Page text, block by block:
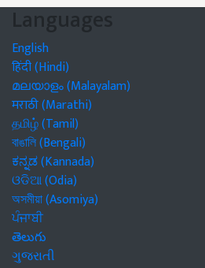
Languages
English
हिंदी (Hindi)
മലയാളം (Malayalam)
मराठी (Marathi)
தமிழ் (Tamil)
বাঙালি (Bengali)
ಕನ್ನಡ (Kannada)
ଓଡିଆ (Odia)
অসমীয়া (Asomiya)
ਪੰਜਾਬੀ
తెలుగు
ગુજરાતી